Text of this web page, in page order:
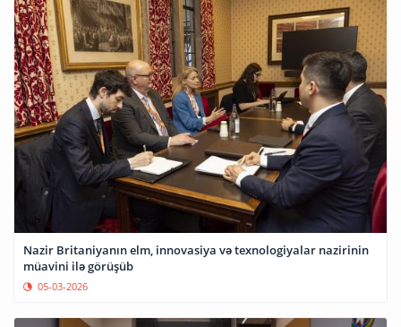
Nazir Britaniyanın elm, innovasiya və texnologiyalar nazirinin
müavini ilə görüşüb
05-03-2026